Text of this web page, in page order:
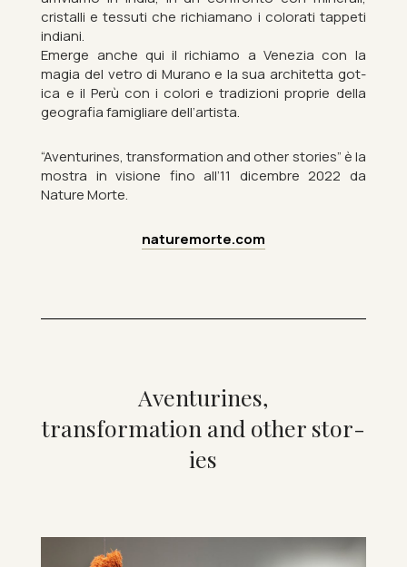
cristalli e tes­suti che ri­chiamano i col­or­ati tap­peti
in­di­ani.
Emerge anche qui il ri­chiamo a Venezia con la
magia del vetro di Mur­ano e la sua ar­chitetta got­
ica e il Perù con i colori e trad­iz­ioni pro­prie della
geo­grafia famigli­are dell’artista.
“Aven­tur­ines, trans­form­a­tion and other stor­ies” è la
mostra in vis­ione fino all’11 dicembre 2022 da
Nature Morte.
naturemorte.com
Aven­tur­ines,
trans­form­a­tion and other stor­
ies